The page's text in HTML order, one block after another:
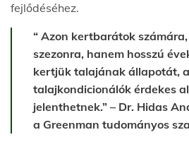
fejlődéséhez.
“ Azon kertbarátok
szezonra, hanem hosszú
kertjük talajának állapotát,
talajkondicionálók érdekes
jelenthetnek.” – Dr. Hidas
a Greenman tudományos